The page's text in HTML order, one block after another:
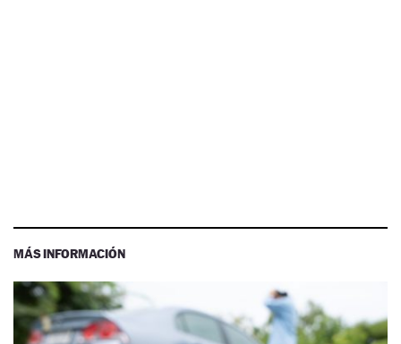
MÁS INFORMACIÓN